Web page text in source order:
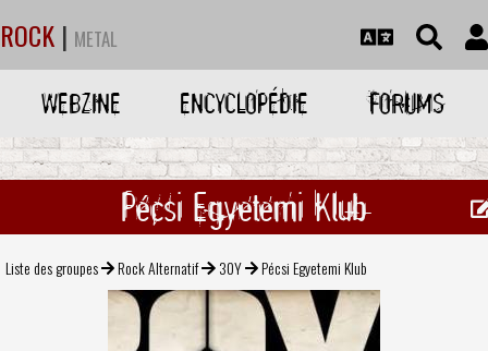
ROCK | METAL
WEBZINE ENCYCLOPÉDIE FORUMS
Pécsi Egyetemi Klub
Liste des groupes Rock Alternatif 30Y Pécsi Egyetemi Klub